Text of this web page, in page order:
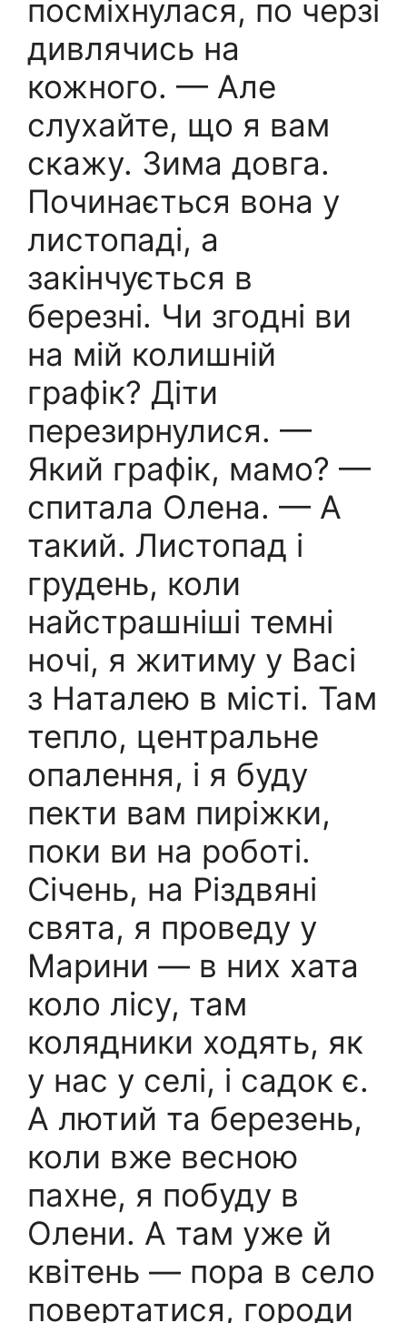
посміхнулася, по черзі
дивлячись на
кожного. — Але
слухайте, що я вам
скажу. Зима довга.
Починається вона у
листопаді, а
закінчується в
березні. Чи згодні ви
на мій колишній
графік? Діти
перезирнулися. —
Який графік, мамо? —
спитала Олена. — А
такий. Листопад і
грудень, коли
найстрашніші темні
ночі, я житиму у Васі
з Наталею в місті. Там
тепло, центральне
опалення, і я буду
пекти вам пиріжки,
поки ви на роботі.
Січень, на Різдвяні
свята, я проведу у
Марини — в них хата
коло лісу, там
колядники ходять, як
у нас у селі, і садок є.
А лютий та березень,
коли вже весною
пахне, я побуду в
Олени. А там уже й
квітень — пора в село
повертатися, городи